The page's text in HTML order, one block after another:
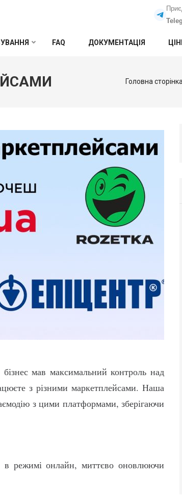
FAQ ДОКУМЕНТАЦІЯ
Головна сторінка
мав максимальний контроль над
з різними маркетплейсами. Наша
з цими платформами, зберігаючи
в режимі онлайн, миттєво оновлюючи